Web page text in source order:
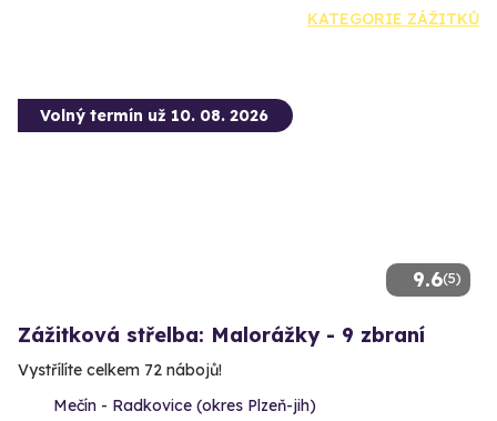
KATEGORIE ZÁŽITKŮ
9.6(5)
Volný termín už 10. 08. 2026
Zážitková střelba: Malorážky - 9 zbraní
Vystřílíte celkem 72 nábojů!
Mečín - Radkovice (okres Plzeň-jih)